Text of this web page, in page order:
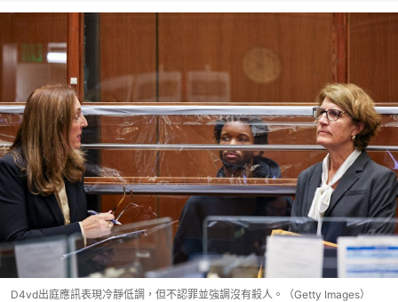
D4vd出庭應訊表現冷靜低調，但不認罪並強調沒有殺人。（Getty Images）